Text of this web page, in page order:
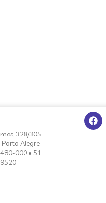
328/305 -
Alegre
000 • 51